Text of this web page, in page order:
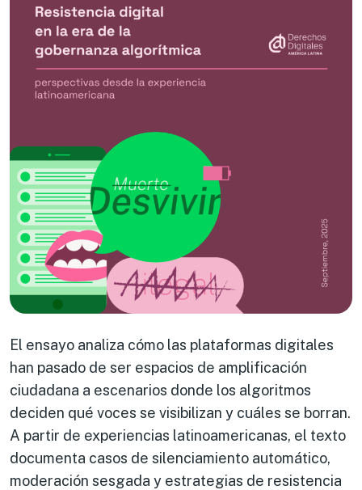
El ensayo analiza cómo las plataformas digitales
han pasado de ser espacios de amplificación
ciudadana a escenarios donde los algoritmos
deciden qué voces se visibilizan y cuáles se borran.
A partir de experiencias latinoamericanas, el texto
documenta casos de silenciamiento automático,
moderación sesgada y estrategias de resistencia